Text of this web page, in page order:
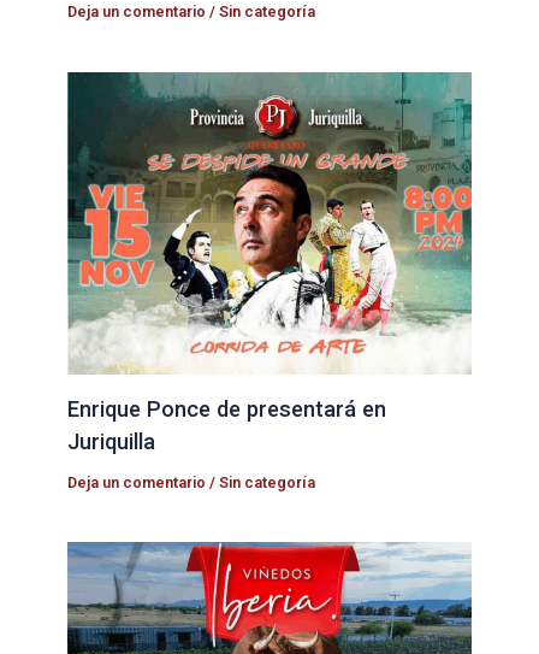
Deja un comentario /Sin categoría
Enrique Ponce de presentará en
Juriquilla
Deja un comentario /Sin categoría